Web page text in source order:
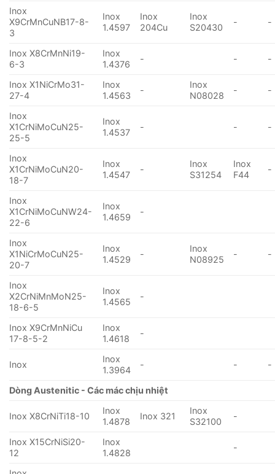
Inox
X9CrMnCuNB17-8-
3
Inox
1.4597
Inox
204Cu
Inox
S20430
- -
Inox X8CrMnNi19-
6-3
Inox
1.4376
- - -
Inox X1NiCrMo31-
27-4
Inox
1.4563
-
Inox
N08028
- -
Inox
X1CrNiMoCuN25-
25-5
Inox
1.4537
- - -
Inox
X1CrNiMoCuN20-
18-7
Inox
1.4547
-
Inox
S31254
Inox
F44
-
Inox
X1CrNiMoCuNW24-
22-6
Inox
1.4659
-
Inox
X1NiCrMoCuN25-
20-7
Inox
1.4529
-
Inox
N08925
- -
Inox
X2CrNiMnMoN25-
18-6-5
Inox
1.4565
-
Inox X9CrMnNiCu
17-8-5-2
Inox
1.4618
-
Inox
Inox
1.3964
- - -
Dòng Austenitic - Các mác chịu nhiệt
Inox X8CrNiTi18-10
Inox
1.4878
Inox 321
Inox
S32100
-
Inox X15CrNiSi20-
12
Inox
1.4828
-